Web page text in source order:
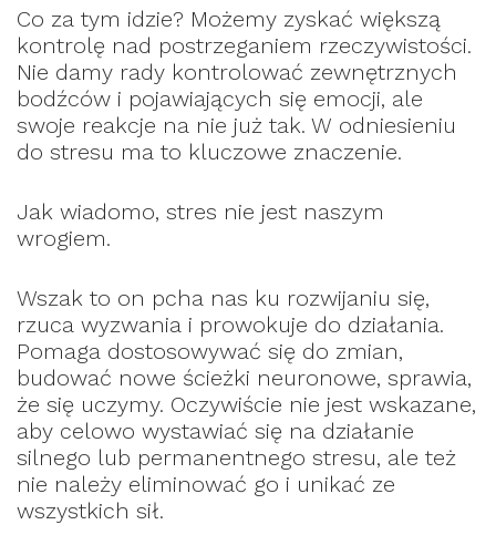
Co za tym idzie? Możemy zyskać większą
kontrolę nad postrzeganiem rzeczywistości.
Nie damy rady kontrolować zewnętrznych
bodźców i pojawiających się emocji, ale
swoje reakcje na nie już tak. W odniesieniu
do stresu ma to kluczowe znaczenie.
Jak wiadomo, stres nie jest naszym
wrogiem.
Wszak to on pcha nas ku rozwijaniu się,
rzuca wyzwania i prowokuje do działania.
Pomaga dostosowywać się do zmian,
budować nowe ścieżki neuronowe, sprawia,
że się uczymy. Oczywiście nie jest wskazane,
aby celowo wystawiać się na działanie
silnego lub permanentnego stresu, ale też
nie należy eliminować go i unikać ze
wszystkich sił.